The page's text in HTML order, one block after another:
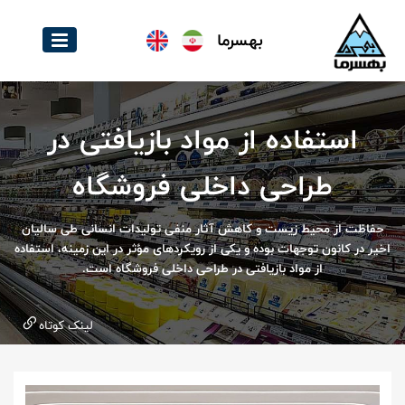
بهسرما
استفاده از مواد بازیافتی در
طراحی داخلی فروشگاه
حفاظت از محیط‌ زیست و کاهش آثار منفی تولیدات انسانی طی سالیان
اخیر در کانون توجهات بوده و یکی از رویکردهای مؤثر در این زمینه، استفاده
از مواد بازیافتی در طراحی داخلی فروشگاه است.
لینک کوتاه